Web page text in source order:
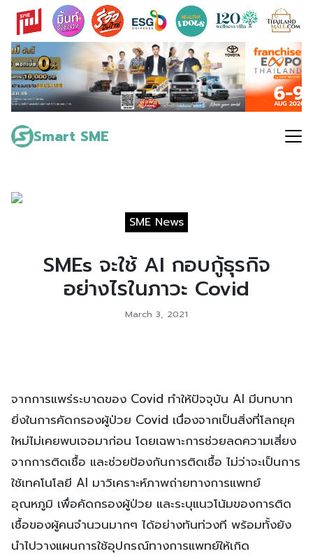
Skip
content
Smart SME
Search
for:
SME News
SMEs จะใช้ AI กอบกู้ธุรกิจ
อย่างไรในภาวะ Covid
March 3, 2021
จากการแพร่ระบาดของ Covid ทำให้ปัจจุบัน AI มีบทบาท
ยิ่งในการคัดกรองผู้ป่วย Covid เนื่องจากเป็นสิ่งที่โลกยุค
ใหม่ไม่เคยพบเจอมาก่อน โดยเฉพาะการช่วยลดความเสี่ยง
จากการติดเชื้อ และช่วยป้องกันการติดเชื้อ ไม่ว่าจะเป็นการ
ใช้เทคโนโลยี AI มาวิเคราะห์ภาพถ่ายทางการแพทย์
อุณหภูมิ เพื่อคัดกรองผู้ป่วย และระบุแนวโน้มของการติด
เชื้อของผู้คนจำนวนมากๆ ได้อย่างทันท่วงที พร้อมทั้งยัง
นำไปวางแผนการใช้อุปกรณ์ทางการแพทย์ให้เกิด